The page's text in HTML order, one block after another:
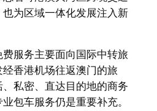
为区域一体化发展注入新
服务主要面向国际中转旅
香港机场往返澳门的旅
私密、直达目的地的商务
包车服务仍是重要补充。